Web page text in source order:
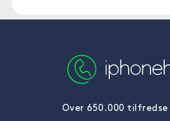
Over 650.000 tilfredse